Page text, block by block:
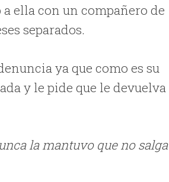
ella con un compañero de
separados.
ya que como es su
y le pide que le devuelva
la mantuvo que no salga